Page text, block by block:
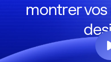
montrer